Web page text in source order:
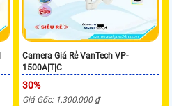
Camera Giá Rẻ VanTech VP-
1500A|T|C
30%
Giá Gốc: 1,300,000 ₫